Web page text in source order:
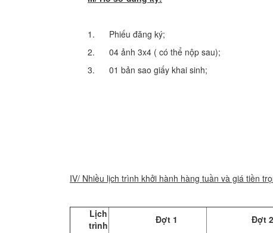
1. Phiếu đăng ký;
2. 04 ảnh 3x4 ( có thể nộp sau);
3. 01 bản sao giấy khai sinh;
IV/ Nhiều lịch trình khởi hành hàng tuần và giá tiền
Lịch
trình
Đợt 1 Đợt 2